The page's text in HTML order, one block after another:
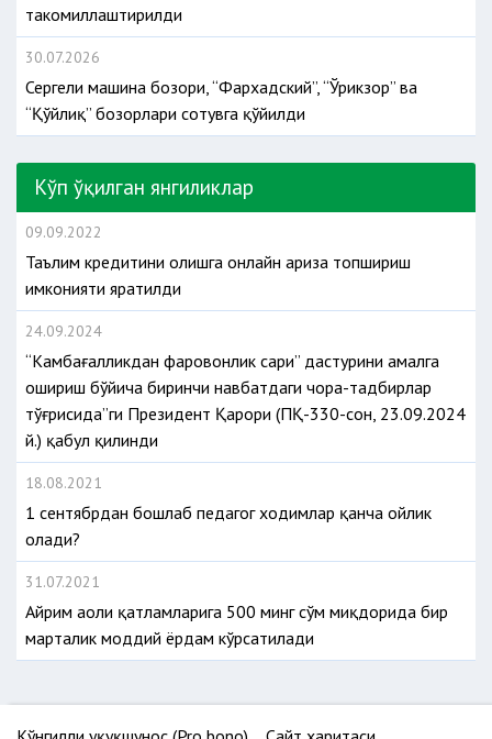
такомиллаштирилди
30.07.2026
Сергели машина бозори, “Фархадский”, “Ўрикзор” ва
“Қўйлиқ” бозорлари сотувга қўйилди
Кўп ўқилган янгиликлар
09.09.2022
Таълим кредитини олишга онлайн ариза топшириш
имконияти яратилди
24.09.2024
“Камбағалликдан фаровонлик сари” дастурини амалга
ошириш бўйича биринчи навбатдаги чора-тадбирлар
тўғрисида”ги Президент Қарори (ПҚ-330-сон, 23.09.2024
й.) қабул қилинди
18.08.2021
1 сентябрдан бошлаб педагог ходимлар қанча ойлик
олади?
31.07.2021
Айрим аҳоли қатламларига 500 минг сўм миқдорида бир
марталик моддий ёрдам кўрсатилади